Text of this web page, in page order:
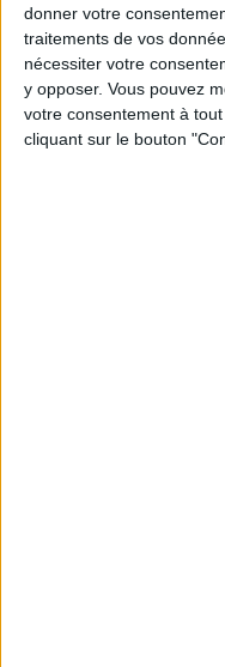
donner votre
traitements de vos
nécessiter votre
y opposer. Vous pouvez
votre consentement à
cliquant sur le bouton